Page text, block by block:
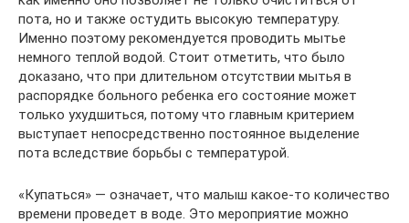
пота, но и также остудить высокую температуру.
Именно поэтому рекомендуется проводить мытье
немного теплой водой. Стоит отметить, что было
доказано, что при длительном отсутствии мытья в
распорядке больного ребенка его состояние может
только ухудшиться, потому что главным критерием
выступает непосредственно постоянное выделение
пота вследствие борьбы с температурой.
«Купаться» — означает, что малыш какое-то количество
времени проведет в воде. Это мероприятие можно